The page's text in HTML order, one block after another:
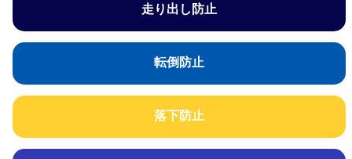
走り出し防止
転倒防止
落下防止